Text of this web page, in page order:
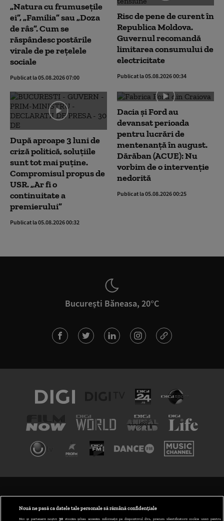
„Natura cu frumusețile
ei”, „Familia” sau „Doza
de râs”. Cum se
răspândesc postările
virale de pe rețelele
sociale
Publicat la 05.08.2026 07:00
Risc de pene de curent în
Republica Moldova.
Guvernul recomandă
limitarea consumului de
electricitate
Publicat la 05.08.2026 00:34
După aproape 3 luni de
criză politică, soluțiile
sunt tot mai puține.
Compromisul propus de
USR. „Ar fi o
continuitate a
premierului”
Publicat la 05.08.2026 00:32
Dacia și Ford au
devansat perioada
pentru lucrări de
mentenanță în august.
Dărăban (ACUE): Nu
vorbim de o intervenție
nedorită
Publicat la 05.08.2026 00:25
București Băneasa, 20°C
Nouă ne pasă ca datele tale personale să rămână confidențiale
Noi și partenerii noștri 30stocăm și/sau accesăm informații pe dispozitivul dvs., precum identificatorii cookie unici pentru